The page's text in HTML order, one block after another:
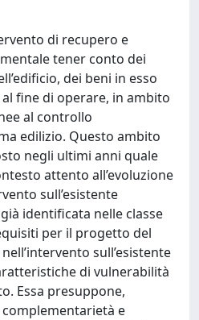
di recupero e
tener conto dei
dei beni in esso
fine di operare, in ambito
al controllo
edilizio. Questo ambito
negli ultimi anni quale
attento all’evoluzione
sull’esistente
identificata nelle classe
per il progetto del
sull’esistente
di vulnerabilità
Essa presuppone,
e